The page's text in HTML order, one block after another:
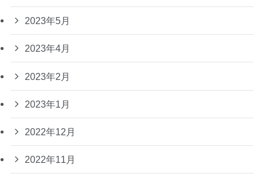
2023年5月
2023年4月
2023年2月
2023年1月
2022年12月
2022年11月